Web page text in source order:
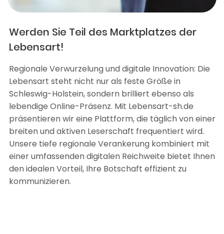
Werden Sie Teil des Marktplatzes der
Lebensart!
Regionale Verwurzelung und digitale Innovation: Die
Lebensart steht nicht nur als feste Größe in
Schleswig-Holstein, sondern brilliert ebenso als
lebendige Online-Präsenz. Mit Lebensart-sh.de
präsentieren wir eine Plattform, die täglich von einer
breiten und aktiven Leserschaft frequentiert wird.
Unsere tiefe regionale Verankerung kombiniert mit
einer umfassenden digitalen Reichweite bietet Ihnen
den idealen Vorteil, Ihre Botschaft effizient zu
kommunizieren.